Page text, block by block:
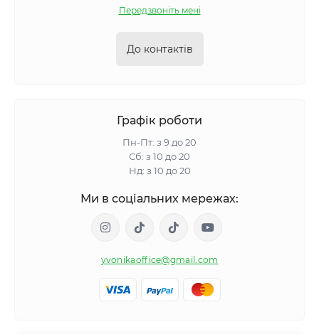
Передзвоніть мені
До контактів
Графік роботи
Пн-Пт: з 9 до 20
Сб: з 10 до 20
Нд: з 10 до 20
Ми в соціальних мережах:
yvonikaoffice@gmail.com